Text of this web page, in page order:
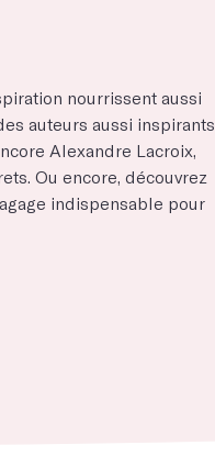
nourrissent aussi
auteurs aussi inspirants
Alexandre Lacroix,
Ou encore, découvrez
indispensable pour